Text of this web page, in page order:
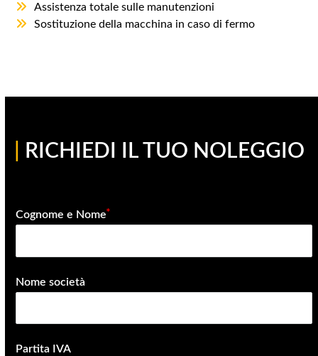
Assistenza totale sulle manutenzioni
Sostituzione della macchina in caso di fermo
RICHIEDI IL TUO NOLEGGIO
Cognome e Nome
Nome società
Partita IVA